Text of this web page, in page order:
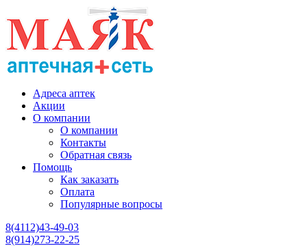
Адреса аптек
Акции
О компании
О компании
Контакты
Обратная связь
Помощь
Как заказать
Оплата
Популярные вопросы
8(4112)43-49-03
8(914)273-22-25